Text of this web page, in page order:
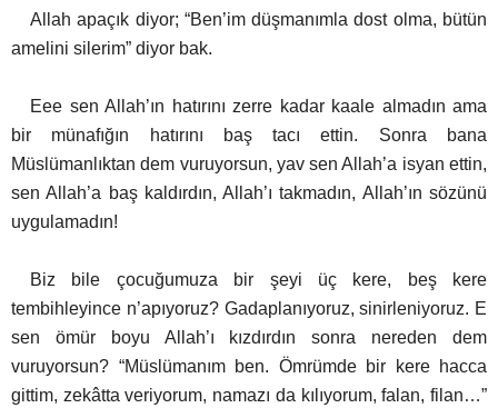
Allah apaçık diyor; “Ben’im düşmanımla dost olma, bütün
amelini silerim” diyor bak.
Eee sen Allah’ın hatırını zerre kadar kaale almadın ama
bir münafığın hatırını baş tacı ettin. Sonra bana
Müslümanlıktan dem vuruyorsun, yav sen Allah’a isyan ettin,
sen Allah’a baş kaldırdın, Allah’ı takmadın, Allah’ın sözünü
uygulamadın!
Biz bile çocuğumuza bir şeyi üç kere, beş kere
tembihleyince n’apıyoruz? Gadaplanıyoruz, sinirleniyoruz. E
sen ömür boyu Allah’ı kızdırdın sonra nereden dem
vuruyorsun? “Müslümanım ben. Ömrümde bir kere hacca
gittim, zekâtta veriyorum, namazı da kılıyorum, falan, filan…”